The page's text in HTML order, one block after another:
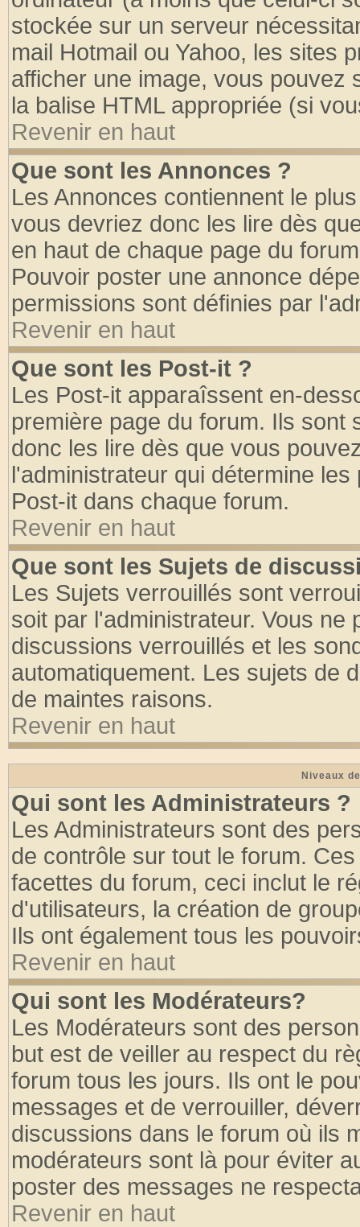
stockée sur un serveur
mail Hotmail ou Yahoo, les sites
afficher une image, vous pouvez
la balise HTML appropriée (si
Revenir en haut
Que sont les Annonces ?
Les Annonces contiennent le
vous devriez donc les lire dès
en haut de chaque page du
Pouvoir poster une annonce
permissions sont définies par
Revenir en haut
Que sont les Post-it ?
Les Post-it apparaîssent en-
première page du forum. Ils
donc les lire dès que vous
l'administrateur qui détermine
Post-it dans chaque forum.
Revenir en haut
Que sont les Sujets de
Les Sujets verrouillés sont
soit par l'administrateur. Vous
discussions verrouillés et les
automatiquement. Les sujets de
de maintes raisons.
Revenir en haut
Niveaux
Qui sont les Administrateurs ?
Les Administrateurs sont des
de contrôle sur tout le forum.
facettes du forum, ceci inclut le
d'utilisateurs, la création de
Ils ont également tous les
Revenir en haut
Qui sont les Modérateurs?
Les Modérateurs sont des
but est de veiller au respect du
forum tous les jours. Ils ont le
messages et de verrouiller,
discussions dans le forum où ils
modérateurs sont là pour éviter
poster des messages ne
Revenir en haut